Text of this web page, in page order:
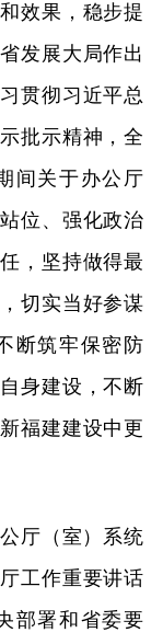
效果，稳步提
发展大局作出
贯彻习近平总
批示精神，全
间关于办公厅
位、强化政治
，坚持做得最
切实当好参谋
断筑牢保密防
身建设，不断
福建建设中更
厅（室）系统
工作重要讲话
部署和省委要